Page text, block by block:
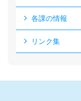
各課の情報
リンク集